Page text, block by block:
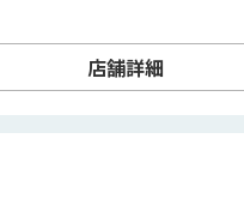
店舗詳細